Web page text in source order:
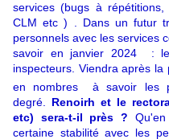
services (bugs à
CLM etc ) . Dans un futur
personnels avec les services
savoir en janvier 2024 :
inspecteurs. Viendra après
en nombres à savoir les
degré. Renoirh et le
etc) sera-t-il près ?
certaine stabilité avec les